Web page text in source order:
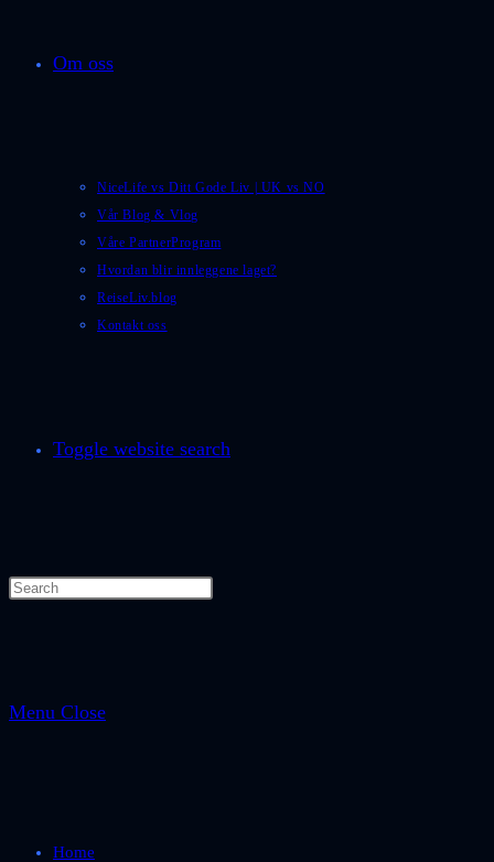
Om oss
NiceLife vs Ditt Gode Liv | UK vs NO
Vår Blog & Vlog
Våre PartnerProgram
Hvordan blir innleggene laget?
ReiseLiv.blog
Kontakt oss
Toggle website search
Menu Close
Home